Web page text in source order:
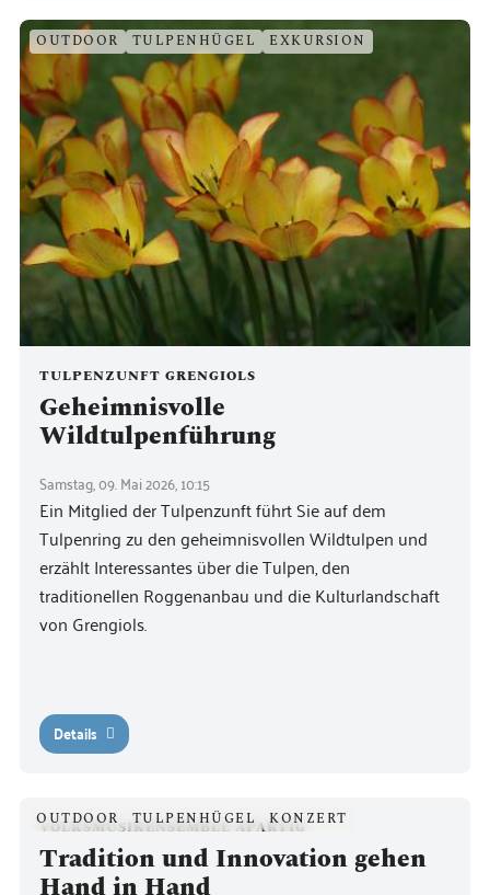
OUTDOOR TULPENHÜGEL EXKURSION
TULPENZUNFT GRENGIOLS
Geheimnisvolle
Wildtulpenführung
Samstag, 09. Mai 2026, 10:15
Ein Mitglied der Tulpenzunft führt Sie auf dem
Tulpenring zu den geheimnisvollen Wildtulpen und
erzählt Interessantes über die Tulpen, den
traditionellen Roggenanbau und die Kulturlandschaft
von Grengiols.
Details
OUTDOOR TULPENHÜGEL KONZERT
VOLKSMUSIKENSEMBLE APARTIG
Tradition und Innovation gehen